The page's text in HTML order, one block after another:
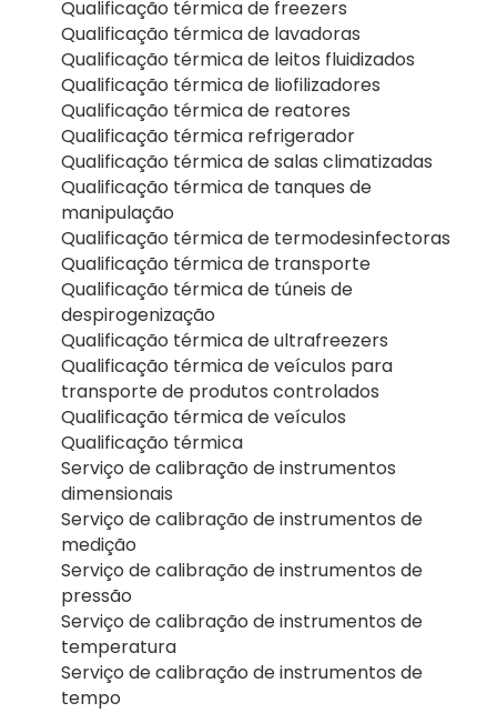
Qualificação térmica de freezers
Qualificação térmica de lavadoras
Qualificação térmica de leitos fluidizados
Qualificação térmica de liofilizadores
Qualificação térmica de reatores
Qualificação térmica refrigerador
Qualificação térmica de salas climatizadas
Qualificação térmica de tanques de
manipulação
Qualificação térmica de termodesinfectoras
Qualificação térmica de transporte
Qualificação térmica de túneis de
despirogenização
Qualificação térmica de ultrafreezers
Qualificação térmica de veículos para
transporte de produtos controlados
Qualificação térmica de veículos
Qualificação térmica
Serviço de calibração de instrumentos
dimensionais
Serviço de calibração de instrumentos de
medição
Serviço de calibração de instrumentos de
pressão
Serviço de calibração de instrumentos de
temperatura
Serviço de calibração de instrumentos de
tempo